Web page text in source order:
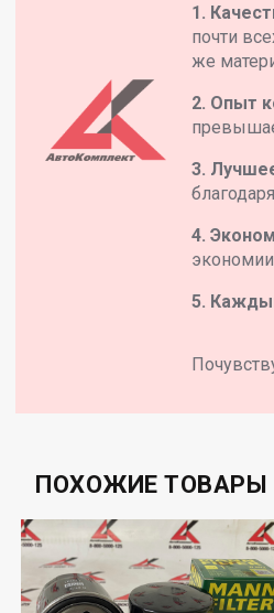
1.
почти
же
2. Опыт
3.
4.
5.
ПОХОЖИЕ ТОВАРЫ